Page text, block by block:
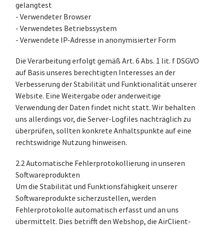
gelangtest
- Verwendeter Browser
- Verwendetes Betriebssystem
- Verwendete IP-Adresse in anonymisierter Form
Die Verarbeitung erfolgt gemäß Art. 6 Abs. 1 lit. f DSGVO
auf Basis unseres berechtigten Interesses an der
Verbesserung der Stabilität und Funktionalität unserer
Website. Eine Weitergabe oder anderweitige
Verwendung der Daten findet nicht statt. Wir behalten
uns allerdings vor, die Server-Logfiles nachträglich zu
überprüfen, sollten konkrete Anhaltspunkte auf eine
rechtswidrige Nutzung hinweisen.
2.2 Automatische Fehlerprotokollierung in unseren
Softwareprodukten
Um die Stabilität und Funktionsfähigkeit unserer
Softwareprodukte sicherzustellen, werden
Fehlerprotokolle automatisch erfasst und an uns
übermittelt. Dies betrifft den Webshop, die AirClient-